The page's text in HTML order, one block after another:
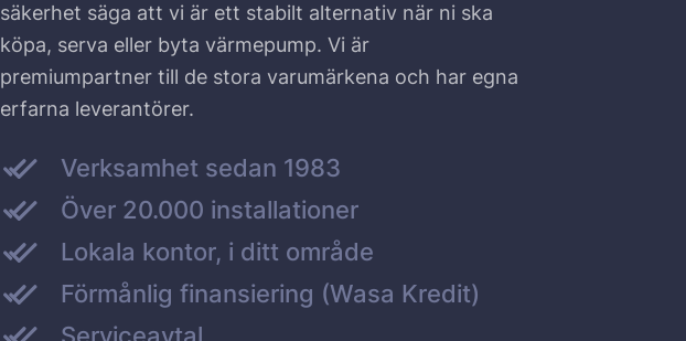
säkerhet säga att vi är ett stabilt alternativ när ni ska
köpa, serva eller byta värmepump. Vi är
premiumpartner till de stora varumärkena och har egna
erfarna leverantörer.
Verksamhet sedan 1983
Över 20.000 installationer
Lokala kontor, i ditt område
Förmånlig finansiering (Wasa Kredit)